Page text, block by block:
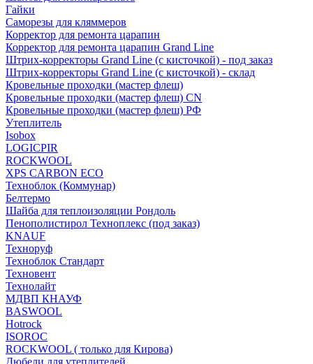
Гайки
Саморезы для кляммеров
Корректор для ремонта царапин
Корректор для ремонта царапин Grand Line
Штрих-корректоры Grand Line (с кисточкой) - под заказ
Штрих-корректоры Grand Line (с кисточкой) - склад
Кровельные проходки (мастер флеш)
Кровельные проходки (мастер флеш) CN
Кровельные проходки (мастер флеш) РФ
Утеплитель
Isobox
LOGICPIR
ROCKWOOL
XPS CARBON ECO
Техноблок (Коммунар)
Белтермо
Шайба для теплоизоляции Рондоль
Пенополистирол Техноплекс (под заказ)
KNАUF
Технoруф
Техноблок Стандарт
Техновент
Технолайт
МДВП КНАУФ
BASWOOL
Hotrock
ISOROC
ROCKWOOL ( только для Кирова)
Дюбели для утеплителей